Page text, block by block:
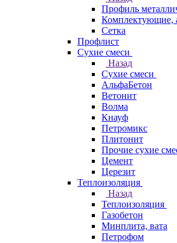
Профиль
Комплектующие,
Сетка
Профлист
Сухие смеси
Назад
Сухие смеси
АльфаБетон
Ветонит
Волма
Кнауф
Петромикс
Плитонит
Прочие сухие
Цемент
Церезит
Теплоизоляция
Назад
Теплоизоляция
Газобетон
Минплита, вата
Петрофом